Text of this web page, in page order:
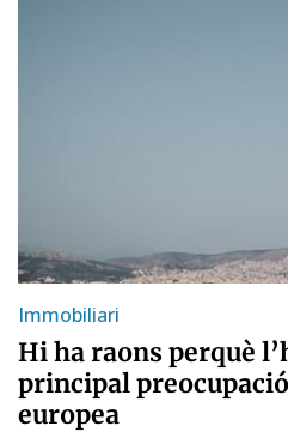
Immobiliari
Hi ha raons perquè
principal
europea